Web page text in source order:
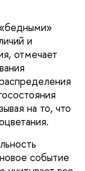
и
отмечает
на то, что
событие